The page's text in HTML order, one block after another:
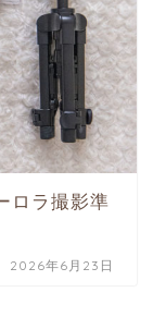
ロラ撮影準
2026年6月23日